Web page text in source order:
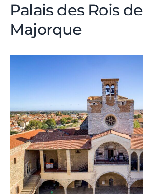
Palais des Rois de
Majorque